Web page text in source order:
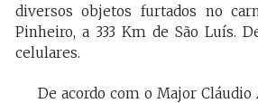
diversos objetos furtados no
Pinheiro, a 333 Km de São Luís.
celulares.
De acordo com o Major Cláudio